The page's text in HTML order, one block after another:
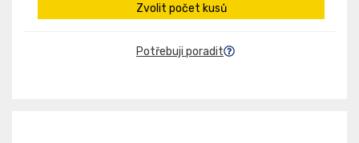
Zvolit počet kusů
Potřebuji poradit